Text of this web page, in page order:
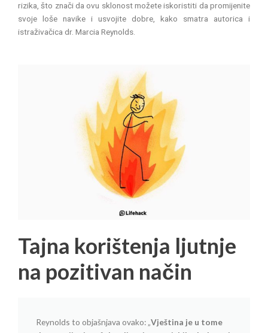
rizika, što znači da ovu sklonost možete iskoristiti da promijenite
svoje loše navike i usvojite dobre, kako smatra autorica i
istraživačica dr. Marcia Reynolds.
Tajna korištenja ljutnje
na pozitivan način
Reynolds to objašnjava ovako: „Vještina je u tome